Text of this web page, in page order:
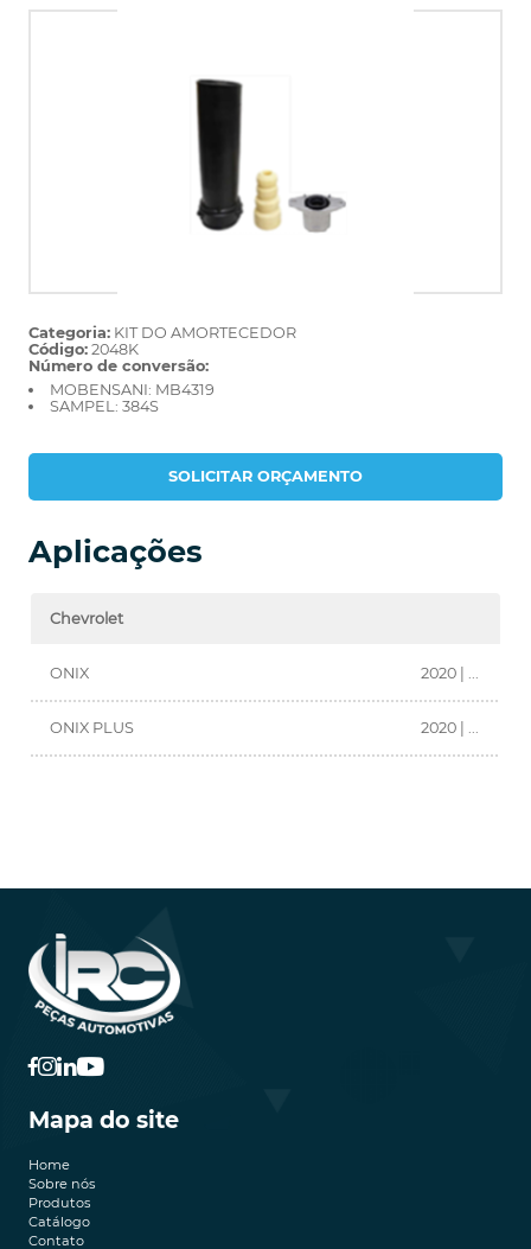
Categoria: KIT DO AMORTECEDOR
Código: 2048K
Número de conversão:
MOBENSANI: MB4319
SAMPEL: 384S
SOLICITAR ORÇAMENTO
Aplicações
Chevrolet
ONIX 2020 | ...
ONIX PLUS 2020 | ...
Mapa do site
Home
Sobre nós
Produtos
Catálogo
Contato